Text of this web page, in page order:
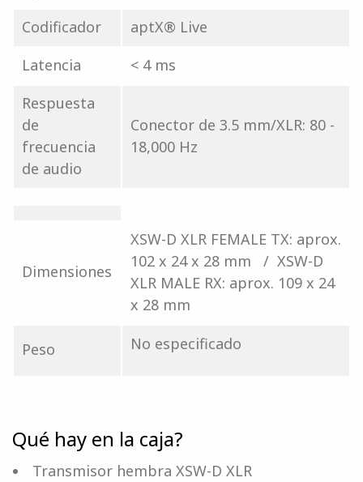
Codificador
aptX® Live
Latencia
< 4 ms
Respuesta
de
frecuencia
de audio
Conector de 3.5 mm/XLR: 80 -
18,000 Hz
Dimensiones
XSW-D XLR FEMALE TX: aprox.
102 x 24 x 28 mm / XSW-D
XLR MALE RX: aprox. 109 x 24
x 28 mm
Peso No especificado
Qué hay en la caja?
Transmisor hembra XSW-D XLR